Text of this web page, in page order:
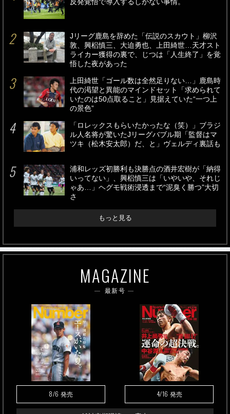
反発覚悟で導入するしかない事情。
Jリーグ鹿島を辞めた「伝説のスカウト」柳沢
敦、興梠慎三、大迫勇也、上田綺世…天才スト
ライカー獲得の裏で、じつは「人生終了」を覚
悟した夜があった
上田綺世「ゴール数は全然足りない…」鹿島時
代の渇望と異能のマインドセット「求められて
いたのは50点取ること」見据えていた“一つ上
の景色”
「ロレックスもらいたかったな（笑）」ブラジ
ル人名将が驚いたJリーグバブル期「監督はマ
ツキ（松木安太郎）だ、と」ヴェルディ裏話も
浦和レッズ初勝利も決勝点の酒井宏樹が「納得
いってない」、興梠慎三は「いやいや、それじ
ゃあ…」ヘグモ戦術浸透まで“泥臭く勝つ”大切
さ
もっと見る
MAGAZINE
最新号
8/6 発売 4/16 発売